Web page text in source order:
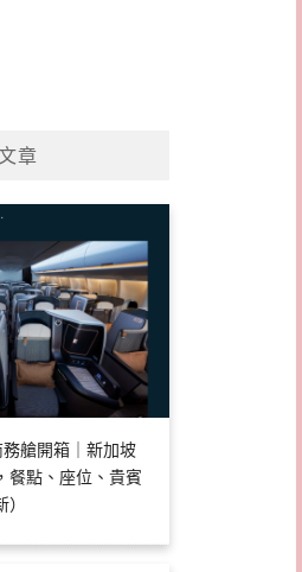
章
務艙開箱｜新加坡
餐點、座位、貴賓